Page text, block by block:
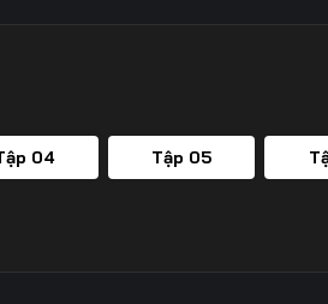
04 Tập 05